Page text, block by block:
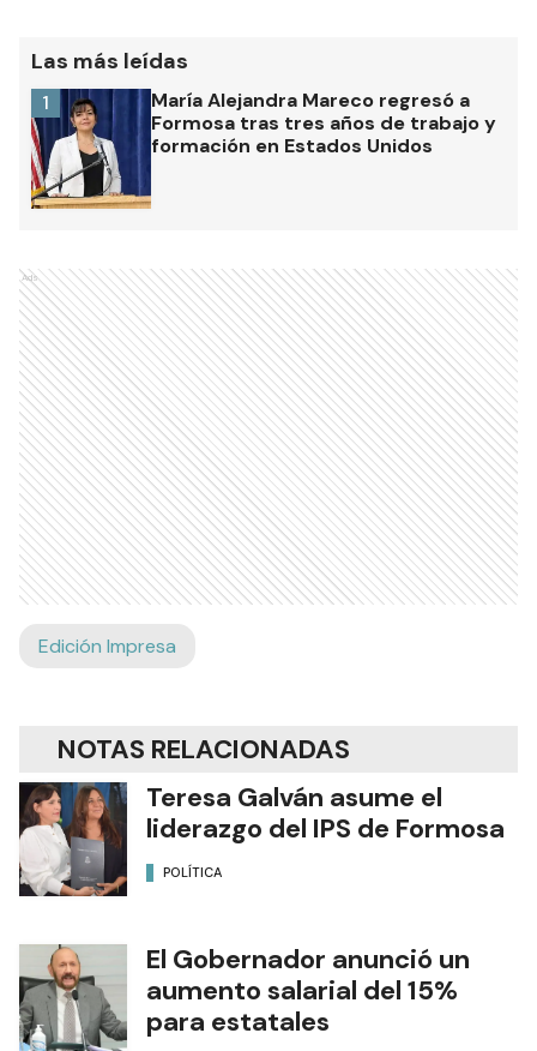
Las más leídas
María Alejandra Mareco regresó a
Formosa tras tres años de trabajo y
formación en Estados Unidos
1
Ads
Edición Impresa
NOTAS RELACIONADAS
Teresa Galván asume el
liderazgo del IPS de Formosa
POLÍTICA
El Gobernador anunció un
aumento salarial del 15%
para estatales